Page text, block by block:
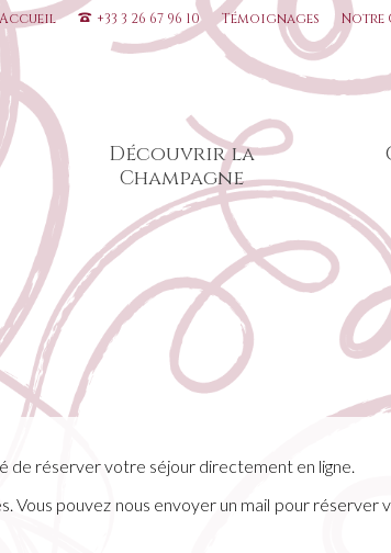
Accueil +33 3 26 67 96 10 Témoignages Notre
Découvrir la
Champagne
de réserver votre séjour directement en ligne.
Vous pouvez nous envoyer un mail pour réserver